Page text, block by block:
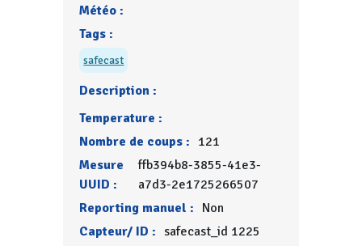
Météo :
Tags :
safecast
Description :
Temperature :
Nombre de coups : 121
Mesure
UUID :
ffb394b8-3855-41e3-
a7d3-2e1725266507
Reporting manuel : Non
Capteur/ ID : safecast_id 1225